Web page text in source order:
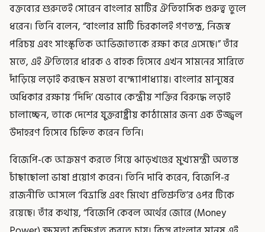
বক্তব্যের শুরুতেই সোরেন বাংলার মাটির ঐতিহাসিক গুরুত্ব তুলে
ধরেন। তিনি বলেন, “বাংলার মাটি চিরকালই গণতন্ত্র, নিজস্ব
পরিচয় এবং সাংস্কৃতিক আভিজাত্যকে রক্ষা করে এসেছে।” তাঁর
মতে, এই ঐতিহ্যের ধারক ও বাহক হিসেবে এখন সামনের সারিতে
দাঁড়িয়ে লড়াই করছেন মমতা বন্দ্যোপাধ্যায়। বাংলার মানুষের
অধিকার রক্ষায় ‘দিদি’ যেভাবে কেন্দ্রীয় শক্তির বিরুদ্ধে লড়াই
চালাচ্ছেন, তাকে দেশের যুক্তরাষ্ট্রীয় কাঠামোর জন্য এক উজ্জ্বল
উদাহরণ হিসেবে চিহ্নিত করেন তিনি।
বিজেপি-কে আক্রমণ করতে গিয়ে ঝাড়খণ্ডের মুখ্যমন্ত্রী অত্যন্ত
চাঁছাছোলা ভাষা প্রয়োগ করেন। তিনি দাবি করেন, বিজেপি-র
রাজনীতি আসলে ‘বিভ্রান্তি এবং মিথ্যে প্রতিশ্রুতি’র ওপর টিকে
রয়েছে। তাঁর কথায়, “বিজেপি কেবল অর্থের জোরে (Money